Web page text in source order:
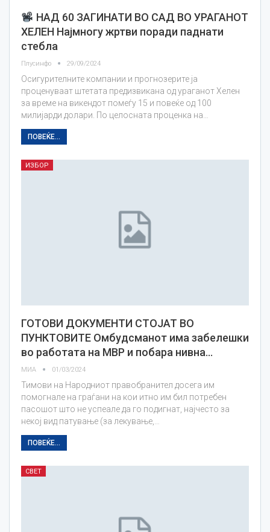
НАД 60 ЗАГИНАТИ ВО САД ВО УРАГАНОТ
ХЕЛЕН Најмногу жртви поради паднати
стебла
Плусинфо 29/09/2024
Осигурителните компании и прогнозерите ја
проценуваат штетата предизвикана од ураганот Хелен
за време на викендот помеѓу 15 и повеќе од 100
милијарди долари. По целосната проценка на…
ПОВЕЌЕ...
ИЗБОР
ГОТОВИ ДОКУМЕНТИ СТОЈАТ ВО
ПУНКТОВИТЕ Омбудсманот има забелешки
во работата на МВР и побара нивна…
МИА 01/03/2024
Тимови на Народниот правобранител досега им
помогнале на граѓани на кои итно им бил потребен
пасошот што не успеале да го подигнат, најчесто за
некој вид патување (за лекување,…
ПОВЕЌЕ...
СВЕТ